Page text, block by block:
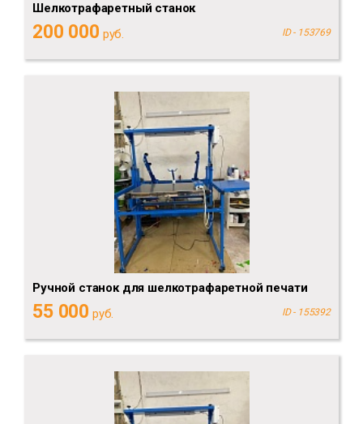
Шелкотрафаретный станок
200 000 руб. ID - 153769
Ручной станок для шелкотрафаретной печати
55 000 руб. ID - 155392